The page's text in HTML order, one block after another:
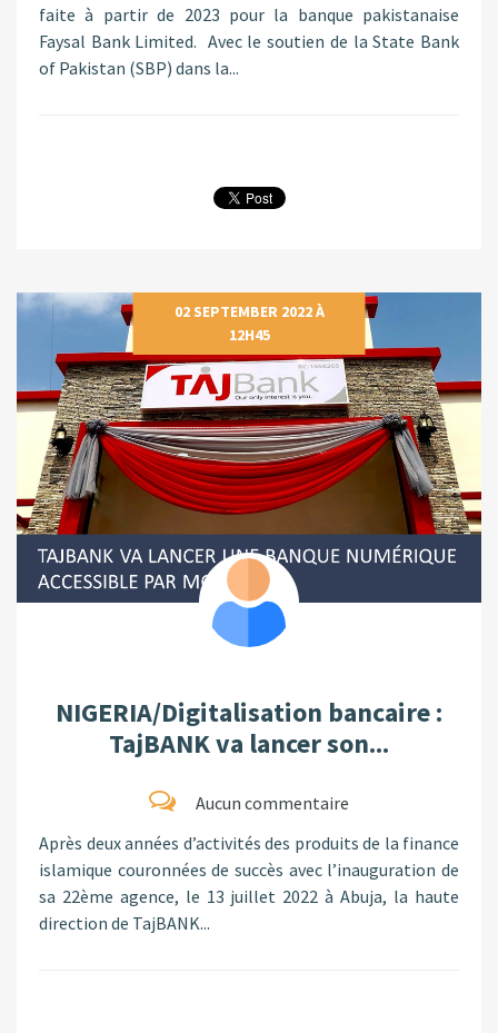
faite à partir de 2023 pour la banque pakistanaise
Faysal Bank Limited. Avec le soutien de la State Bank
of Pakistan (SBP) dans la...
02 SEPTEMBER 2022 À
12H45
NIGERIA/Digitalisation bancaire :
TajBANK va lancer son...
Aucun commentaire
Après deux années d’activités des produits de la finance
islamique couronnées de succès avec l’inauguration de
sa 22ème agence, le 13 juillet 2022 à Abuja, la haute
direction de TajBANK...